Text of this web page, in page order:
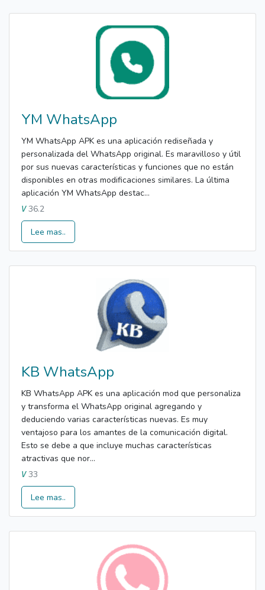
YM WhatsApp
YM WhatsApp APK es una aplicación rediseñada y
personalizada del WhatsApp original. Es maravilloso y útil
por sus nuevas características y funciones que no están
disponibles en otras modificaciones similares. La última
aplicación YM WhatsApp destac...
V36.2
Lee mas..
KB WhatsApp
KB WhatsApp APK es una aplicación mod que personaliza
y transforma el WhatsApp original agregando y
deduciendo varias características nuevas. Es muy
ventajoso para los amantes de la comunicación digital.
Esto se debe a que incluye muchas características
atractivas que nor...
V33
Lee mas..